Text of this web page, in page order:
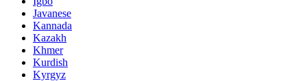
Javanese
Kannada
Kazakh
Khmer
Kurdish
Kyrgyz